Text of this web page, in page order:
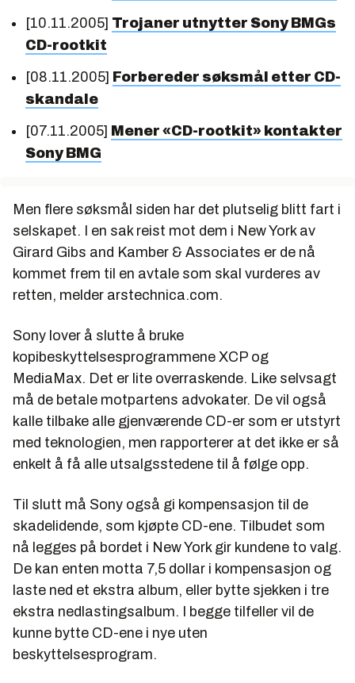
[10.11.2005] Trojaner utnytter Sony BMGs
CD-rootkit
[08.11.2005] Forbereder søksmål etter CD-
skandale
[07.11.2005] Mener «CD-rootkit» kontakter
Sony BMG
Men flere søksmål siden har det plutselig blitt fart i
selskapet. I en sak reist mot dem i New York av
Girard Gibs and Kamber & Associates er de nå
kommet frem til en avtale som skal vurderes av
retten, melder arstechnica.com.
Sony lover å slutte å bruke
kopibeskyttelsesprogrammene XCP og
MediaMax. Det er lite overraskende. Like selvsagt
må de betale motpartens advokater. De vil også
kalle tilbake alle gjenværende CD-er som er utstyrt
med teknologien, men rapporterer at det ikke er så
enkelt å få alle utsalgsstedene til å følge opp.
Til slutt må Sony også gi kompensasjon til de
skadelidende, som kjøpte CD-ene. Tilbudet som
nå legges på bordet i New York gir kundene to valg.
De kan enten motta 7,5 dollar i kompensasjon og
laste ned et ekstra album, eller bytte sjekken i tre
ekstra nedlastingsalbum. I begge tilfeller vil de
kunne bytte CD-ene i nye uten
beskyttelsesprogram.